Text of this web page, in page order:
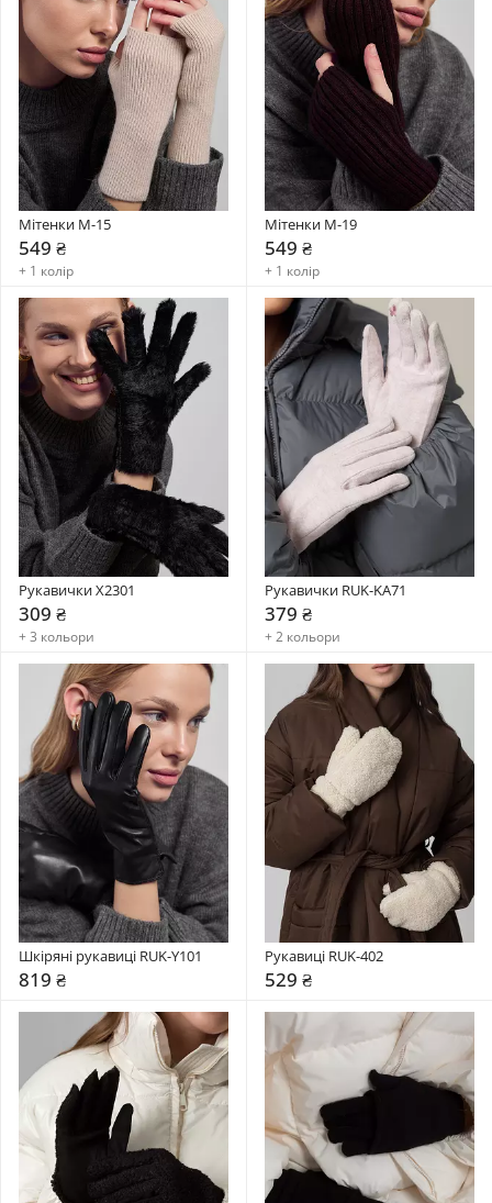
Мітенки М-15
549 ₴
+ 1 колір
Мітенки М-19
549 ₴
+ 1 колір
Рукавички X2301
309 ₴
+ 3 кольори
Рукавички RUK-KA71
379 ₴
+ 2 кольори
Шкіряні рукавиці RUK-Y101
819 ₴
Рукавиці RUK-402
529 ₴